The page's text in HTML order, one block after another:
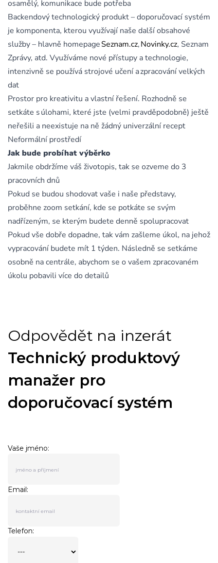
osamělý, komunikace bude potřeba
Backendový technologický produkt – doporučovací systém
je komponenta, kterou využívají naše další obsahové
služby – hlavně homepageSeznam.cz,Novinky.cz, Seznam
Zprávy, atd. Využíváme nové přístupy a technologie,
intenzivně se používá strojové učení a zpracování velkých
dat
Prostor pro kreativitu a vlastní řešení. Rozhodně se
setkáte s úlohami, které jste (velmi pravděpodobně) ještě
neřešili a neexistuje na ně žádný univerzální recept
Neformální prostředí
Jak bude probíhat výběrko
Jakmile obdržíme váš životopis, tak se ozveme do 3
pracovních dnů
Pokud se budou shodovat vaše i naše představy,
proběhne zoom setkání, kde se potkáte se svým
nadřízeným, se kterým budete denně spolupracovat
Pokud vše dobře dopadne, tak vám zašleme úkol, na jehož
vypracování budete mít 1 týden. Následně se setkáme
osobně na centrále, abychom se o vašem zpracovaném
úkolu pobavili více do detailů